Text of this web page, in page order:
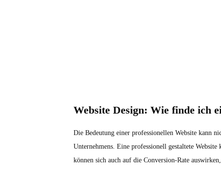
Website Design: Wie finde ich
Die Bedeutung einer professionellen Website kann
Unternehmens. Eine professionell gestaltete
können sich auch auf die Conversion-Rate